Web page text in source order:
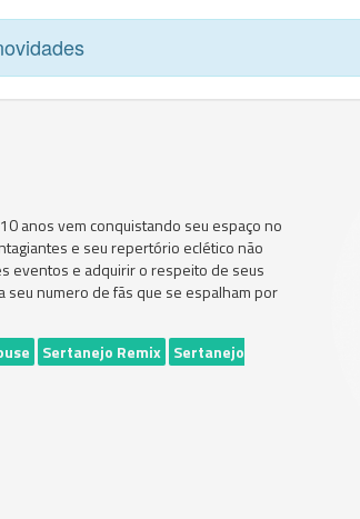
anos vem conquistando seu espaço no
e seu repertório eclético não
eventos e adquirir o respeito de seus
seu numero de fãs que se espalham por
Sertanejo Remix Sertanejo